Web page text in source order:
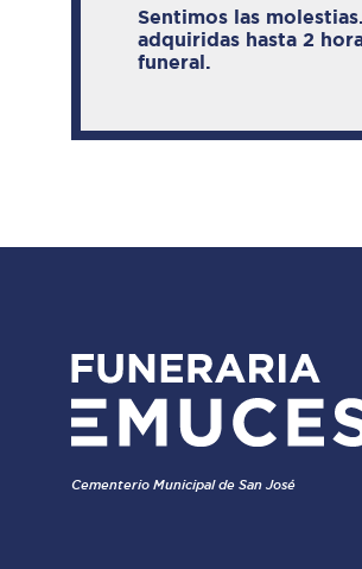
Sentimos las
adquiridas hasta 2
funeral.
Cementerio Municipal de San José